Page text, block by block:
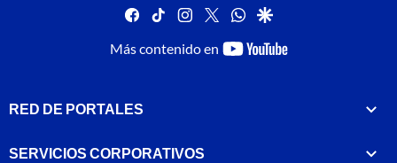
facebook
tiktok instagram
twitterwhatsapp
google
Más contenido en
youtube-
RED DE PORTALES
SERVICIOS CORPORATIVOS